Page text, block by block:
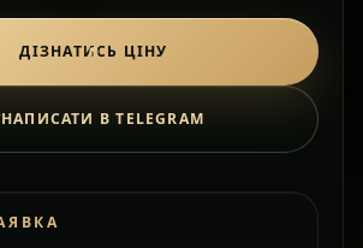
ДІЗНАТИСЬ ЦІНУ
НАПИСАТИ В TELEGRAM